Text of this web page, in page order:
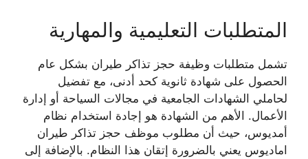
المتطلبات التعليمية والمهارية
تشمل متطلبات وظيفة حجز تذاكر طيران بشكل عام
الحصول على شهادة ثانوية كحد أدنى، مع تفضيل
لحاملي الشهادات الجامعية في مجالات السياحة أو إدارة
الأعمال. الأهم من الشهادة هو إجادة استخدام نظام
أمديوس، حيث أن مطلوب موظف حجز تذاكر طيران
اماديوس يعني بالضرورة إتقان هذا النظام. بالإضافة إلى